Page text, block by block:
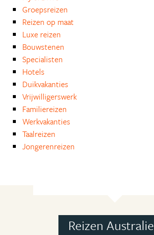
Groepsreizen
Reizen op maat
Luxe reizen
Bouwstenen
Specialisten
Hotels
Duikvakanties
Vrijwilligerswerk
Familiereizen
Werkvakanties
Taalreizen
Jongerenreizen
Reizen Australie